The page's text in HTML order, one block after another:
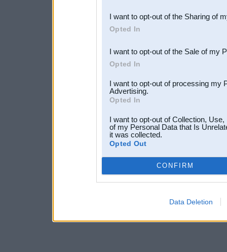
Downstream Participants
third parties.
I want to opt-out of the Sharing of
Opted In
I want to opt-out of the Sale of my
Opted In
I want to opt-out of processing my
Advertising.
Opted In
I want to opt-out of Collection,
of my Personal Data that Is
it was collected.
Opted Out
CONFIRM
Data Deletion